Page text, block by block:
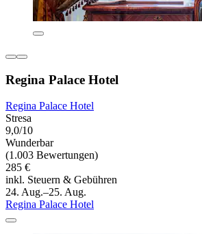
Regina Palace Hotel
Regina Palace Hotel
Stresa
9,0/10
Wunderbar
(1.003 Bewertungen)
285 €
inkl. Steuern & Gebühren
24. Aug.–25. Aug.
Regina Palace Hotel